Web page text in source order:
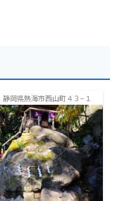
静岡県熱海市西山町４３−１